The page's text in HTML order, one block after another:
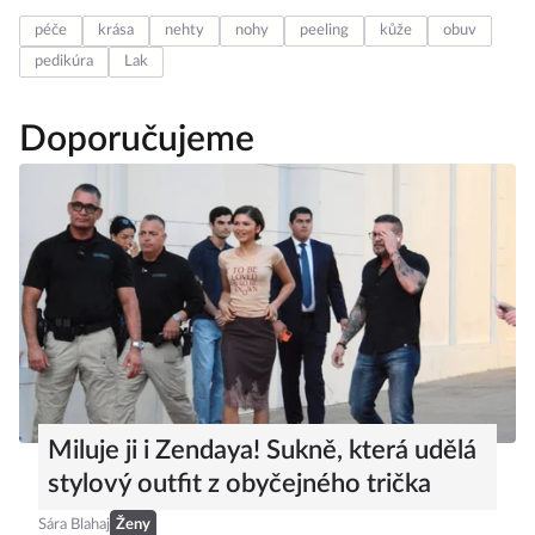
péče krása nehty nohy peeling kůže
obuv
pedikúra
Lak
Doporučujeme
Miluje ji i Zendaya! Sukně, která udělá
stylový outfit z obyčejného trička
Sára Blahaj Ženy